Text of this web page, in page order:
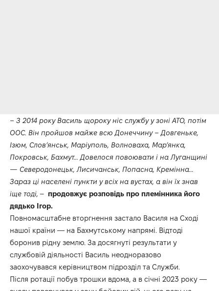
– З 2014 року Василь щороку ніс службу у зоні АТО, потім
ООС. Він пройшов майже всю Донеччину – Довгеньке,
Ізюм, Слов’янськ, Маріуполь, Волноваха, Мар’янка,
Покровськ, Бахмут… Довелося повоювати і на Луганщині
— Северодонецьк, Лисичанськ, Попасна, Кремінна…
Зараз ці населені пункти у всіх на вустах, а він їх знав
іще тоді, – продовжує розповідь про племінника його
дядько Ігор.
Повномасштабне вторгнення застало Василя на Сході
нашої країни — на Бахмутському напрямі. Відтоді
боронив рідну землю. За досягнуті результати у
службовій діяльності Василь неодноразово
заохочувався керівництвом підрозділ та Служби.
Після ротації побув трошки вдома, а в січні 2023 року —